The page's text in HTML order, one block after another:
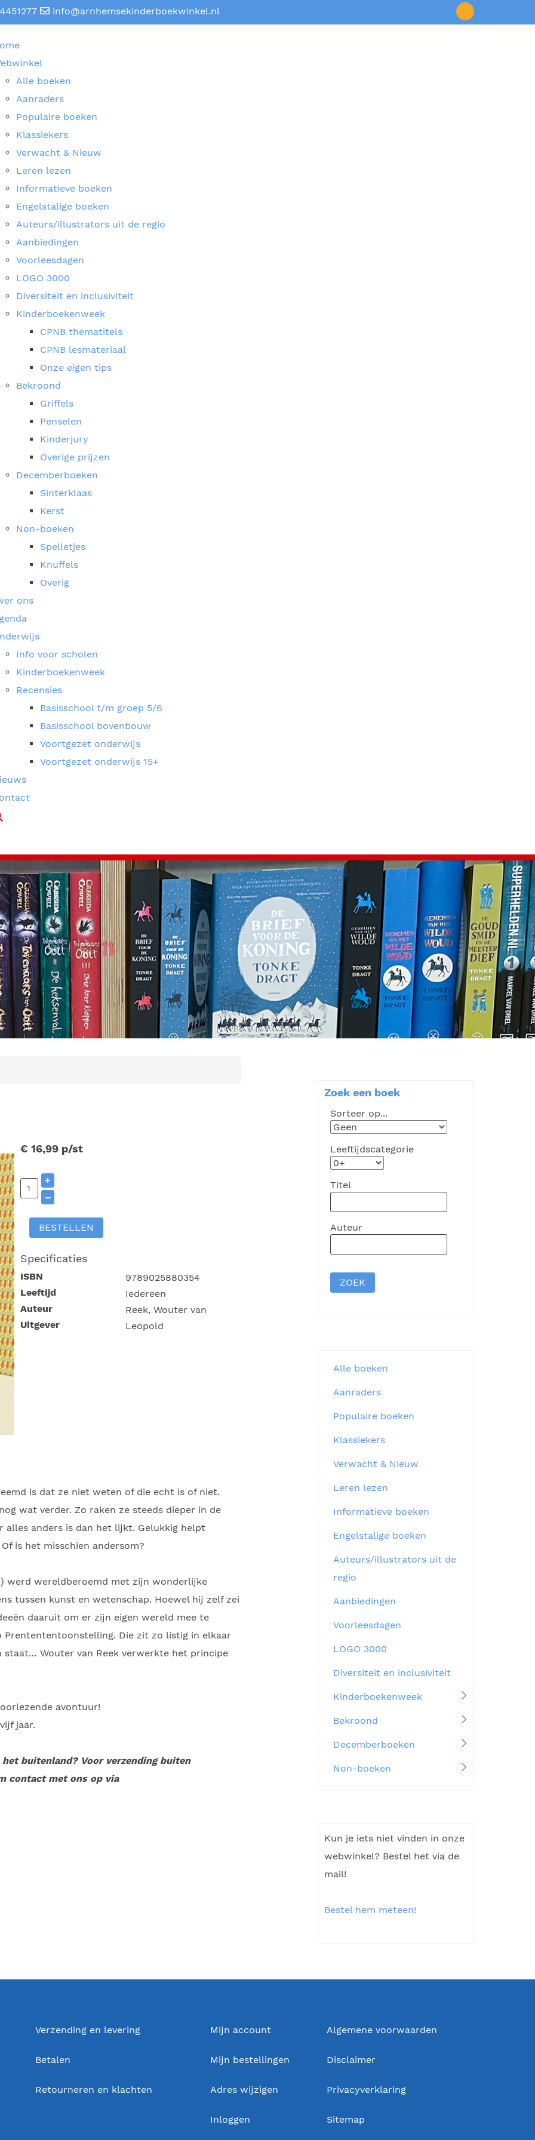
info@arnhemsekinderboekwinkel.nl
Alle boeken
Aanraders
Populaire boeken
Klassiekers
Verwacht & Nieuw
Leren lezen
Informatieve boeken
Engelstalige boeken
Auteurs/illustrators uit de regio
Aanbiedingen
Voorleesdagen
LOGO 3000
Diversiteit en inclusiviteit
Kinderboekenweek
CPNB thematitels
CPNB lesmateriaal
Onze eigen tips
Bekroond
Griffels
Penselen
Kinderjury
Overige prijzen
Decemberboeken
Sinterklaas
Kerst
Non-boeken
Spelletjes
Knuffels
Overig
ons
Info voor scholen
Kinderboekenweek
Recensies
Basisschool t/m groep 5/6
Basisschool bovenbouw
Voortgezet onderwijs
Voortgezet onderwijs 15+
€ 16,99 p/st
+
–
BESTELLEN
Specificaties
ISBN
9789025880354
Leeftijd
Iedereen
Auteur
Reek, Wouter van
Uitgever
Leopold
is dat ze niet weten of die echt is of niet.
wat verder. Zo raken ze steeds dieper in de
alles anders is dan het lijkt. Gelukkig helpt
is het misschien andersom?
werd wereldberoemd met zijn wonderlijke
tussen kunst en wetenschap. Hoewel hij zelf zei
daaruit om er zijn eigen wereld mee te
Die zit zo listig in elkaar
Wouter van Reek verwerkte het principe
avontuur!
jaar.
buitenland? Voor verzending buiten
contact met ons op via
Zoek een boek
Sorteer op...
Leeftijdscategorie
Titel
Auteur
Alle boeken
Aanraders
Populaire boeken
Klassiekers
Verwacht & Nieuw
Leren lezen
Informatieve boeken
Engelstalige boeken
Auteurs/illustrators uit de
regio
Aanbiedingen
Voorleesdagen
LOGO 3000
Diversiteit en inclusiviteit
Kinderboekenweek
Bekroond
Decemberboeken
Non-boeken
Kun je iets niet vinden in onze
webwinkel? Bestel het via de
mail!
Bestel hem meteen!
Verzending en levering
Betalen
Retourneren en klachten
Mijn account
Mijn bestellingen
Adres wijzigen
Inloggen
Algemene voorwaarden
Disclaimer
Privacyverklaring
Sitemap